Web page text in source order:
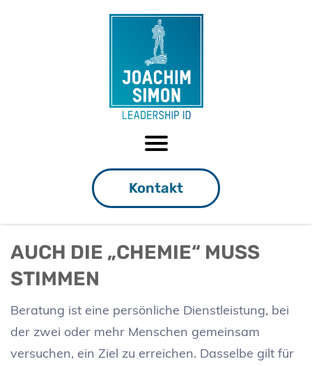
Kontakt
AUCH DIE „CHEMIE“ MUSS
STIMMEN
Beratung ist eine persönliche Dienstleistung, bei
der zwei oder mehr Menschen gemeinsam
versuchen, ein Ziel zu erreichen. Dasselbe gilt für